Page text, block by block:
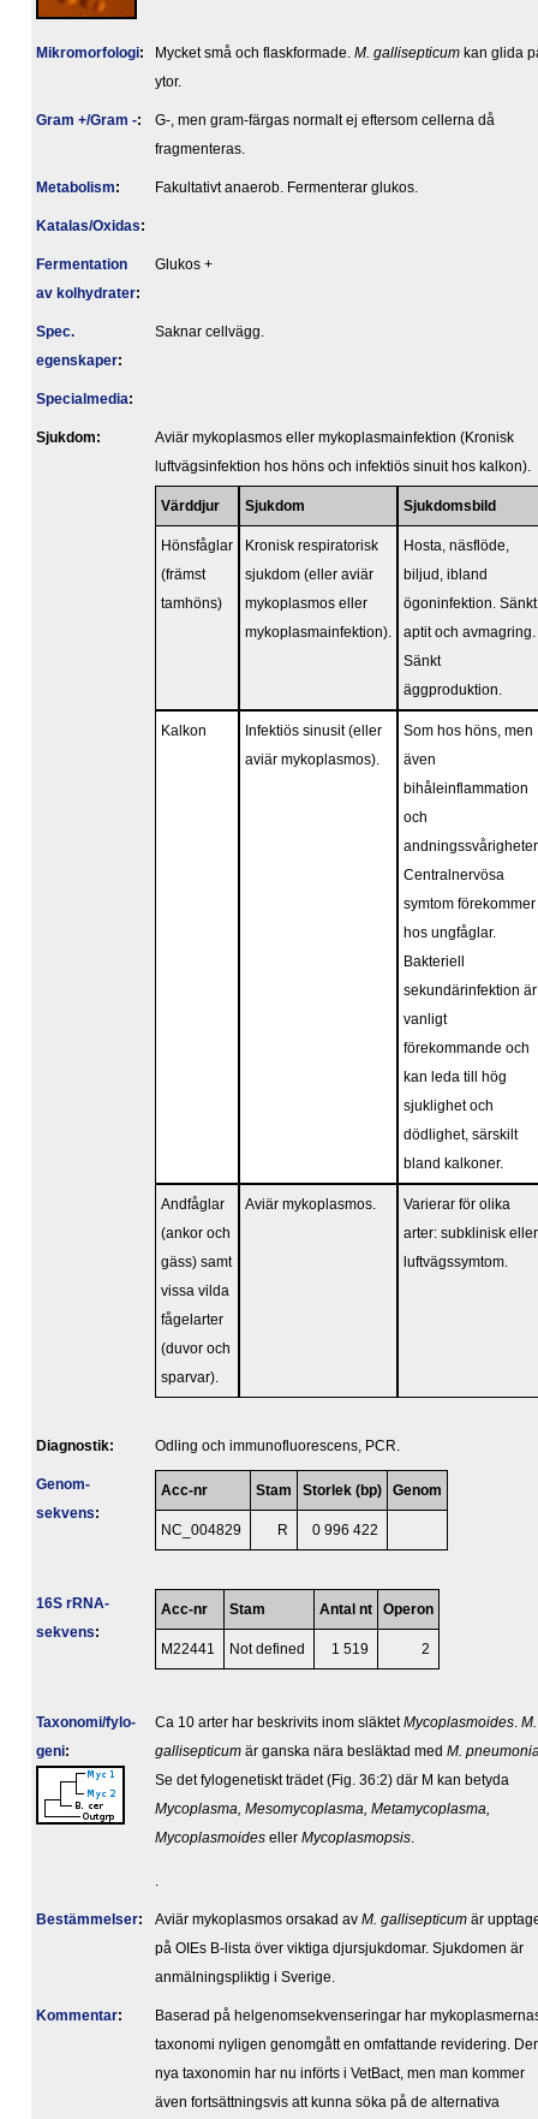
Mikromorfologi: Mycket små och flaskformade. M. gallisepticum kan glida
ytor.
Gram +/Gram -:
G-, men gram-färgas normalt ej eftersom cellerna då
fragmenteras.
Metabolism: Fakultativt anaerob. Fermenterar glukos.
Katalas/Oxidas:
Fermentation
av kolhydrater:
Glukos +
Spec.
egenskaper:
Saknar cellvägg.
Specialmedia:
Sjukdom:
Aviär mykoplasmos eller mykoplasmainfektion (Kronisk
luftvägsinfektion hos höns och infektiös sinuit hos kalkon).
Värddjur Sjukdom Sjukdomsbild
Hönsfåglar
(främst
tamhöns)
Kronisk respiratorisk
sjukdom (eller aviär
mykoplasmos eller
mykoplasmainfektion).
Hosta, näsflöde,
biljud, ibland
ögoninfektion. Sänkt
aptit och avmagring.
Sänkt
äggproduktion.
Kalkon
Infektiös sinusit (eller
aviär mykoplasmos).
Som hos höns, men
även
bihåleinflammation
och
Centralnervösa
symtom förekommer
hos ungfåglar.
Bakteriell
sekundärinfektion är
vanligt
förekommande och
kan leda till hög
sjuklighet och
dödlighet, särskilt
bland kalkoner.
Andfåglar
(ankor och
gäss) samt
vissa vilda
fågelarter
(duvor och
sparvar).
Aviär mykoplasmos.
Varierar för olika
arter: subklinisk eller
luftvägssymtom.
Diagnostik: Odling och immunofluorescens, PCR.
Genom­
sekvens:
Acc-nr Stam Storlek (bp) Genom
NC_004829 R 0 996 422
16S rRNA-
sekvens:
Acc-nr Stam Antal nt Operon
M22441 Not defined 1 519 2
Taxonomi/fylo­
geni:
Ca 10 arter har beskrivits inom släktetMycoplasmoides M.
gallisepticum är ganska nära besläktad med M.
Se det fylogenetiskt trädet (Fig. 36:2) där M kan betyda
Mycoplasma, Mesomycoplasma, Metamycoplasma,
Mycoplasmoides eller Mycoplasmopsis
Bestäm­melser: Aviär mykoplasmos orsakad av M. gallisepticum är
på OIEs B-lista över viktiga djursjukdomar. Sjukdomen är
anmälningspliktig i Sverige.
Kommentar:
Baserad på helgenomsekvenseringar har
taxonomi nyligen genomgått en omfattande revidering.
nya taxonomin har nu införts i VetBact, men man kommer
även fortsättningsvis att kunna söka på de alternativa